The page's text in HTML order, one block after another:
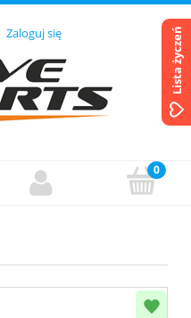
Zaloguj się Lista życzeń